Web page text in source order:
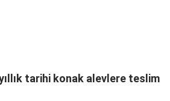
tarihi konak alevlere teslim